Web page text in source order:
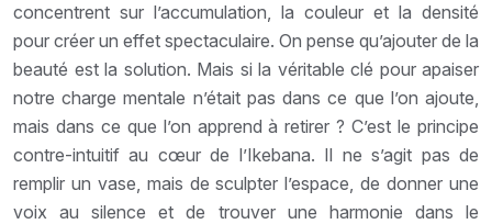
concentrent sur l’accumulation, la couleur et la densité
pour créer un effet spectaculaire. On pense qu’ajouter de la
beauté est la solution. Mais si la véritable clé pour apaiser
notre charge mentale n’était pas dans ce que l’on ajoute,
mais dans ce que l’on apprend à retirer ? C’est le principe
contre-intuitif au cœur de l’Ikebana. Il ne s’agit pas de
remplir un vase, mais de sculpter l’espace, de donner une
voix au silence et de trouver une harmonie dans le